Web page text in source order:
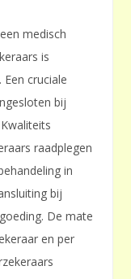
medisch
is
cruciale
bij
raadplegen
in
bij
De mate
en per